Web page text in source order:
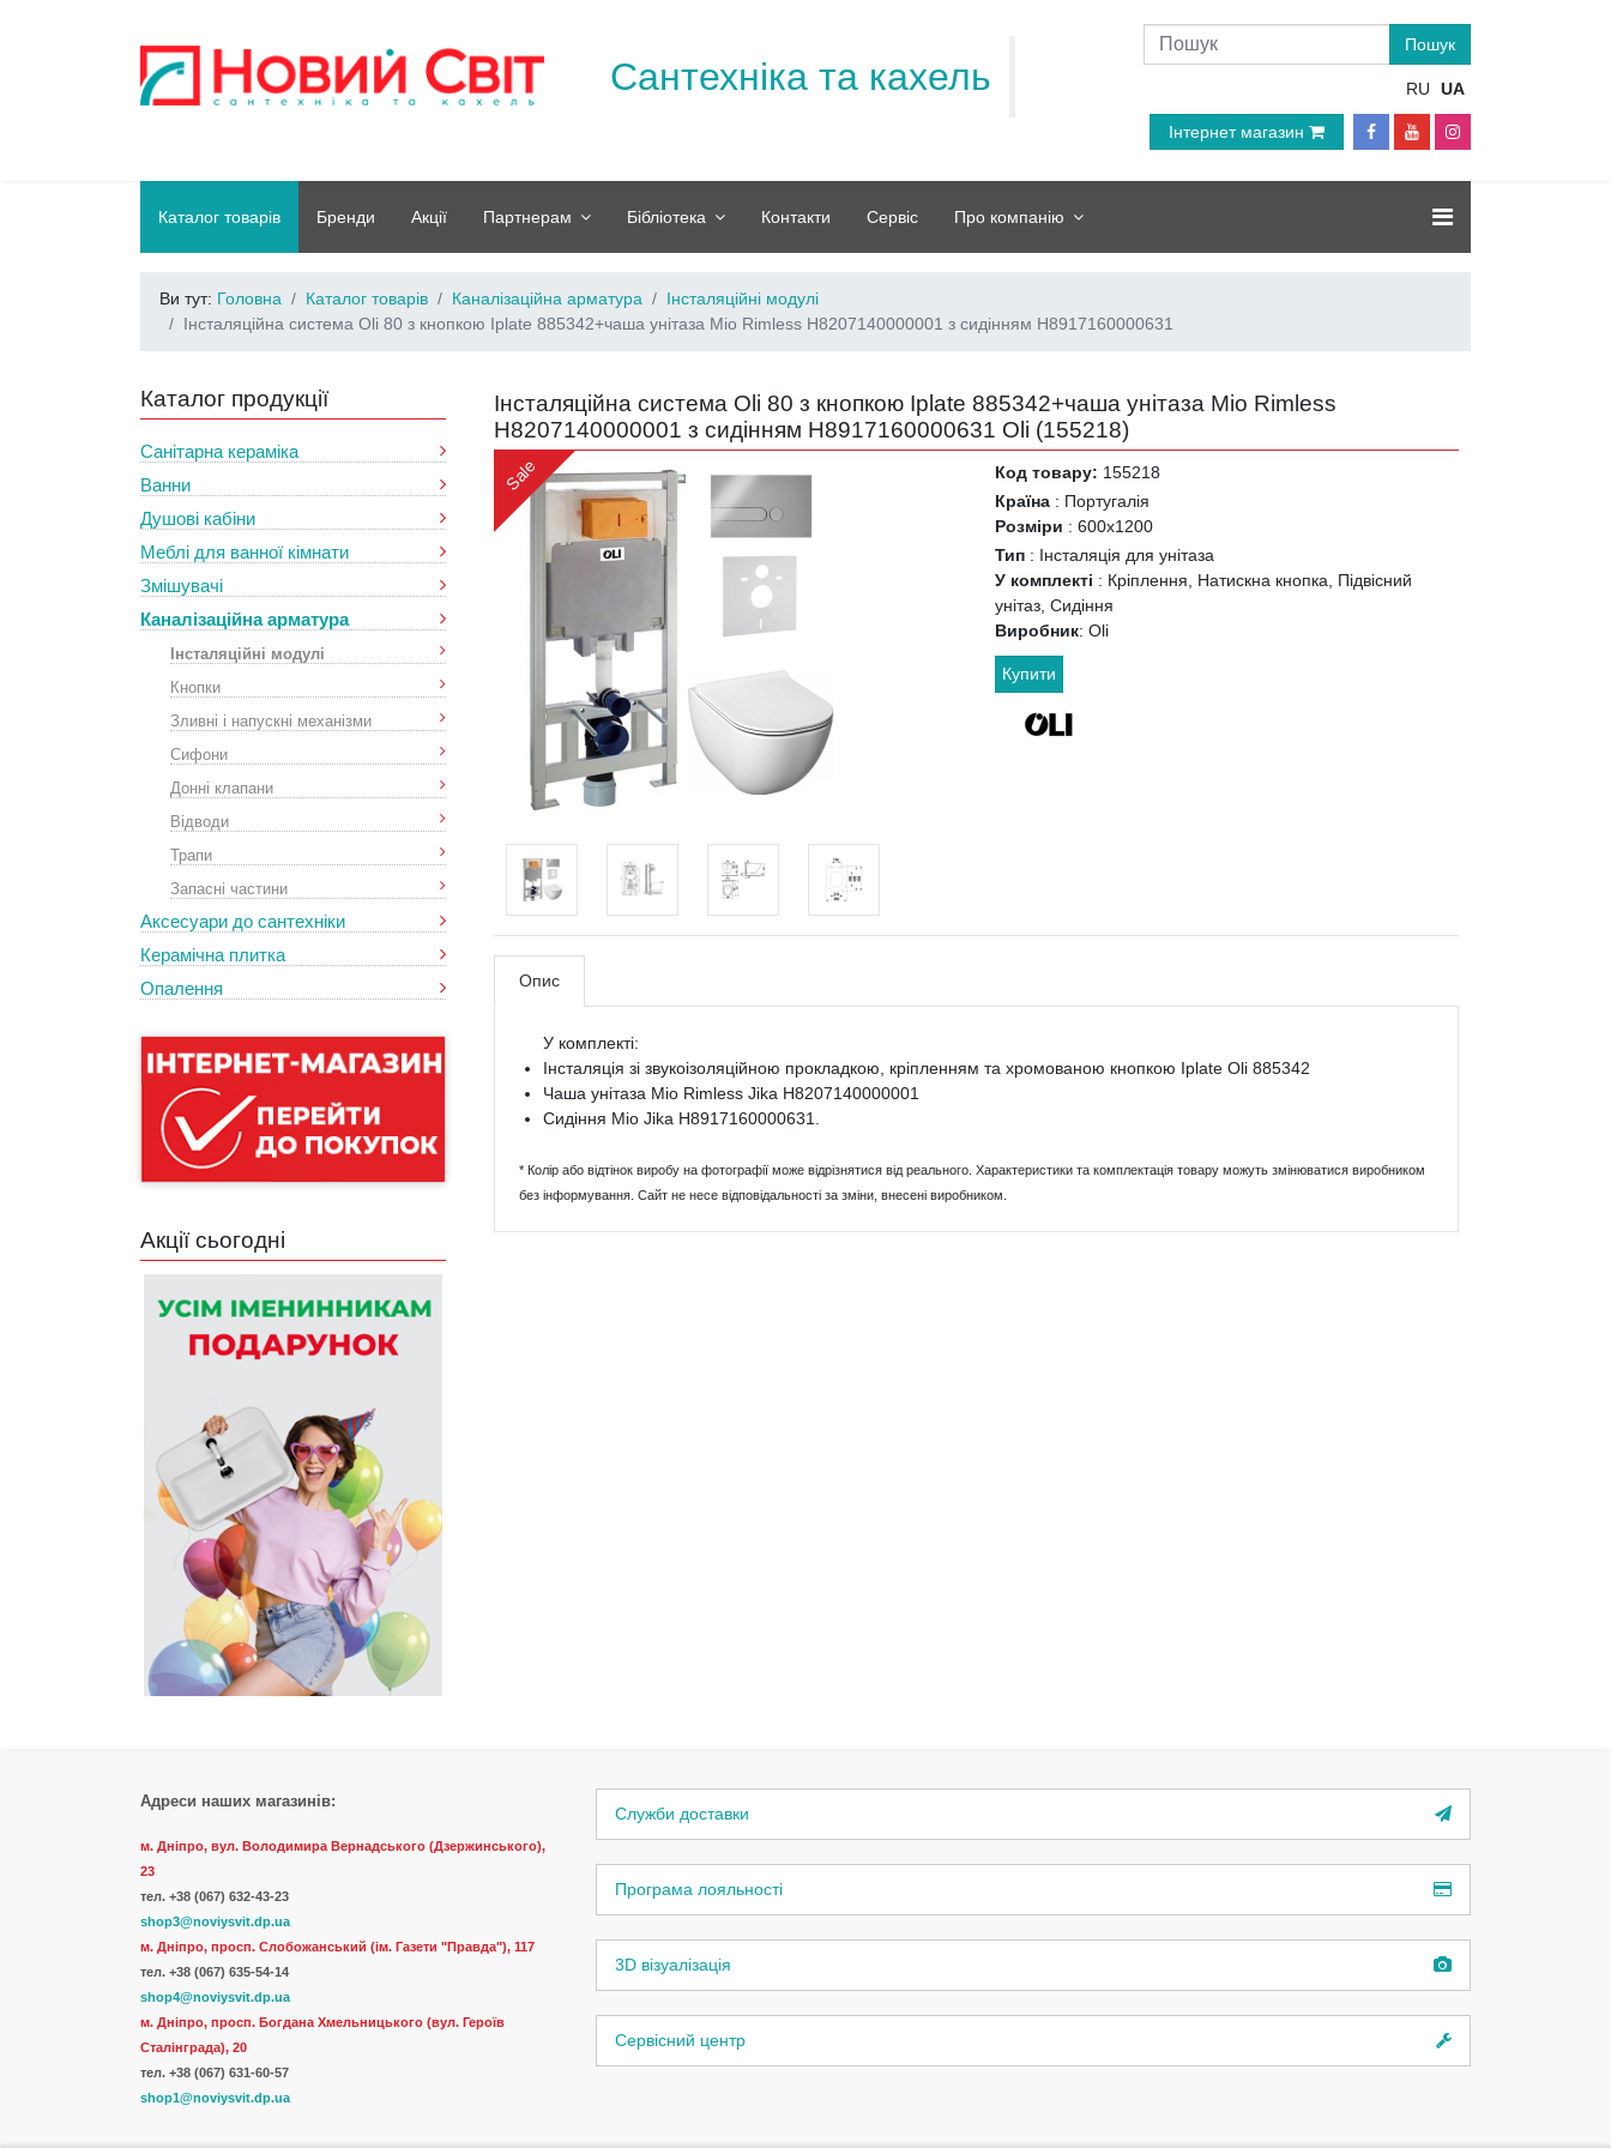
Сантехніка та кахель RU UA
Інтернет магазин
Каталог товарів Бренди Акції Партнерам Бібліотека Контакти Сервіс Про компанію
Ви тут: Головна Каталог товарів Каналізаційна арматура
Інсталяційні модулі
Інсталяційна система Oli 80 з кнопкою Iplate 885342+чаша унітаза Mio Rimless H8207140000001 з сидінням H8917160000631
Каталог продукції
Санітарна кераміка
Ванни
Душові кабіни
Меблі для ванної кімнати
Змішувачі
Каналізаційна арматура
Інсталяційні модулі
Кнопки
Зливні і напускні механізми
Сифони
Донні клапани
Відводи
Трапи
Запасні частини
Аксесуари до сантехніки
Керамічна плитка
Опалення
Акції сьогодні
Інсталяційна система Oli 80 з кнопкою Iplate 885342+чаша унітаза Mio Rimless
H8207140000001 з сидінням H8917160000631 Oli (155218)
Sale Код товару: 155218
Країна : Португалія
Розміри : 600x1200
Тип : Інсталяція для унітаза
У комплекті : Кріплення, Натискна кнопка, Підвісний
унітаз, Сидіння
Виробник: Oli
Купити
Опис
У комплекті:
Інсталяція зі звукоізоляційною прокладкою, кріпленням та хромованою кнопкою Iplate Oli 885342
Чаша унітаза Mio Rimless Jika H8207140000001
Сидіння Mio Jika H8917160000631.
* Колір або відтінок виробу на фотографії може відрізнятися від реального. Характеристики та комплектація товару можуть змінюватися виробником
без інформування. Сайт не несе відповідальності за зміни, внесені виробником.
Адреси наших магазинів:
м. Дніпро, вул. Володимира Вернадського (Дзержинського),
23
тел. +38 (067) 632-43-23
shop3@noviysvit.dp.ua
м. Дніпро, просп. Слобожанський (ім. Газети "Правда"), 117
тел. +38 (067) 635-54-14
shop4@noviysvit.dp.ua
м. Дніпро, просп. Богдана Хмельницького (вул. Героїв
Сталінграда), 20
тел. +38 (067) 631-60-57
shop1@noviysvit.dp.ua
Служби доставки
Програма лояльності
3D візуалізація
Сервісний центр